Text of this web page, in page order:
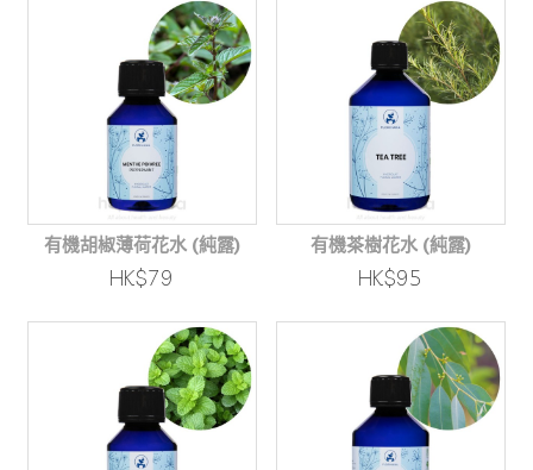
有機胡椒薄荷花水 (純露)
HK$79
有機茶樹花水 (純露)
HK$95